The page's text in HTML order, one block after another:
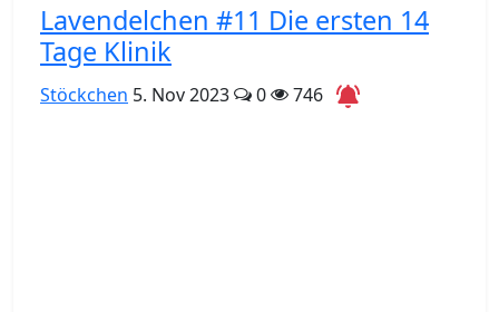
Lavendelchen #11 Die ersten 14
Tage Klinik
Stöckchen 5. Nov 2023 0 746